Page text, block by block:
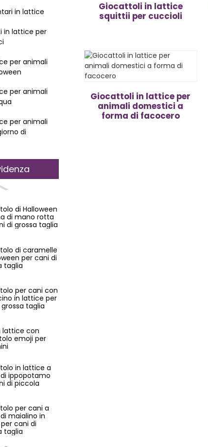
in lattice
in lattice per
per animali
per animali
per animali
di
di Halloween
di mano rotta
di grossa taglia
di caramelle
per cani di
taglia
per cani con
in lattice per
taglia
lattice con
emoji per
in lattice a
ippopotamo
di piccola
per cani a
maialino in
cani di
taglia
Giocattoli in lattice
squittii per cuccioli
Giocattoli in lattice per
animali domestici a
forma di facocero